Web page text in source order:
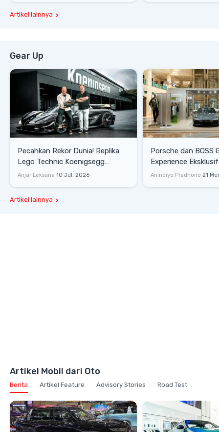
Artikel lainnya
Gear Up
Pecahkan Rekor Dunia! Replika
Lego Technic Koenigsegg
Sadair's Spear Ukuran Asli Sukses
Anjar Leksana 10 Jul, 2026
Porsche dan BOSS
Experience
Senayan, Hadirkan
Anindiyo Pradhono 21
Artikel lainnya
Artikel Mobil dari Oto
Berita Artikel Feature Advisory Stories Road Test